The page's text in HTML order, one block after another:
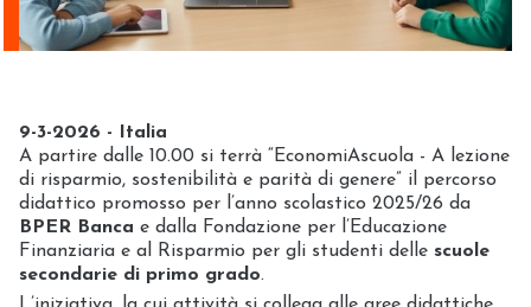
9-3-2026 - Italia
A partire dalle 10.00 si terrà “EconomiAscuola - A lezione
di risparmio, sostenibilità e parità di genere” il percorso
didattico promosso per l’anno scolastico 2025/26 da
BPER Banca e dalla Fondazione per l’Educazione
Finanziaria e al Risparmio per gli studenti delle scuole
secondarie di primo grado.